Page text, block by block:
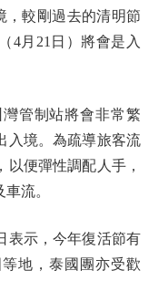
，較剛過去的清明節
4月21日）將會是入
管制站將會非常繁
入境。為疏導旅客流
便彈性調配人手，
流。
示，今年復活節有
地，泰國團亦受歡